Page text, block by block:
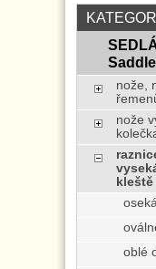
nože,
nože
kleště
oblé